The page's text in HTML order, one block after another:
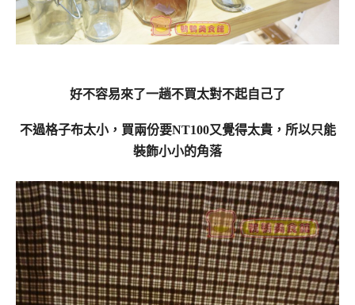
好不容易來了一趟不買太對不起自己了
不過格子布太小，買兩份要NT100又覺得太貴，所以只能
裝飾小小的角落